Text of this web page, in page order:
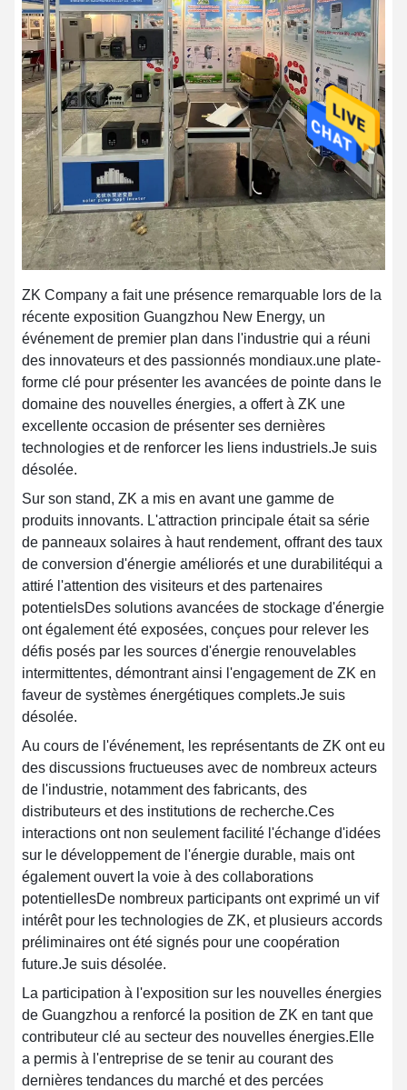
ZK Company a fait une présence remarquable lors de la
récente exposition Guangzhou New Energy, un
événement de premier plan dans l'industrie qui a réuni
des innovateurs et des passionnés mondiaux.une plate-
forme clé pour présenter les avancées de pointe dans le
domaine des nouvelles énergies, a offert à ZK une
excellente occasion de présenter ses dernières
technologies et de renforcer les liens industriels.Je suis
désolée.
Sur son stand, ZK a mis en avant une gamme de
produits innovants. L'attraction principale était sa série
de panneaux solaires à haut rendement, offrant des taux
de conversion d'énergie améliorés et une durabilitéqui a
attiré l'attention des visiteurs et des partenaires
potentielsDes solutions avancées de stockage d'énergie
ont également été exposées, conçues pour relever les
défis posés par les sources d'énergie renouvelables
intermittentes, démontrant ainsi l'engagement de ZK en
faveur de systèmes énergétiques complets.Je suis
désolée.
Au cours de l'événement, les représentants de ZK ont eu
des discussions fructueuses avec de nombreux acteurs
de l'industrie, notamment des fabricants, des
distributeurs et des institutions de recherche.Ces
interactions ont non seulement facilité l'échange d'idées
sur le développement de l'énergie durable, mais ont
également ouvert la voie à des collaborations
potentiellesDe nombreux participants ont exprimé un vif
intérêt pour les technologies de ZK, et plusieurs accords
préliminaires ont été signés pour une coopération
future.Je suis désolée.
La participation à l'exposition sur les nouvelles énergies
de Guangzhou a renforcé la position de ZK en tant que
contributeur clé au secteur des nouvelles énergies.Elle
a permis à l'entreprise de se tenir au courant des
dernières tendances du marché et des percées